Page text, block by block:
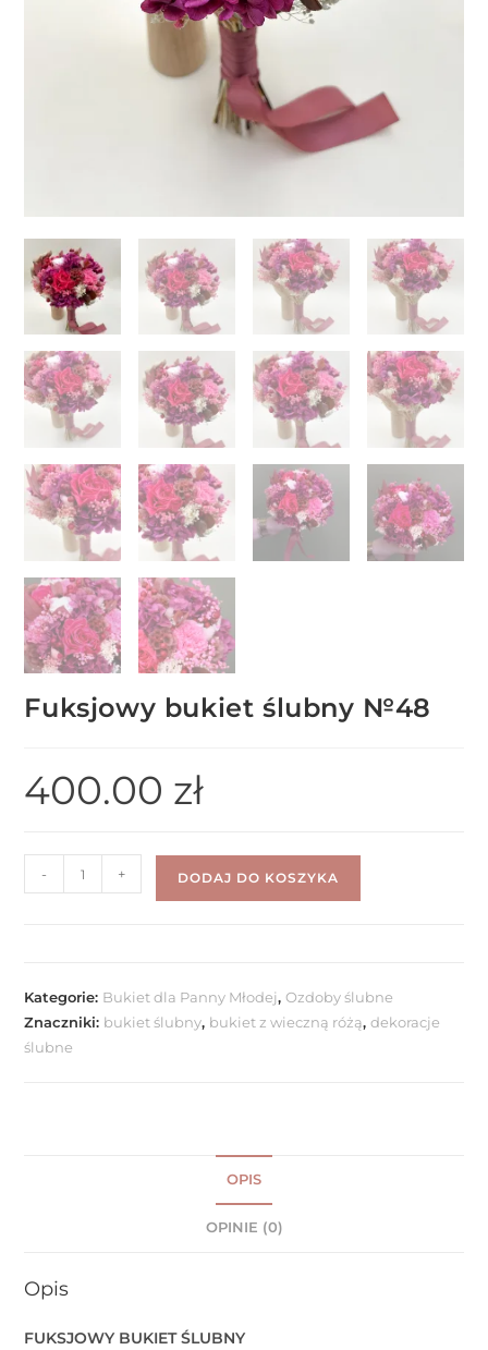
Fuksjowy bukiet ślubny №48
400.00 zł
- + DODAJ DO KOSZYKA
Kategorie: Bukiet dla Panny Młodej,Ozdoby ślubne
Znaczniki: bukiet ślubny, bukiet z wieczną różą,dekoracje
ślubne
OPIS
OPINIE (0)
Opis
FUKSJOWY BUKIET ŚLUBNY